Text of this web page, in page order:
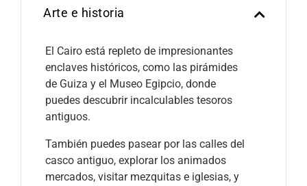
Arte e historia
El Cairo está repleto de impresionantes
enclaves históricos, como las pirámides
de Guiza y el Museo Egipcio, donde
puedes descubrir incalculables tesoros
antiguos.
También puedes pasear por las calles del
casco antiguo, explorar los animados
mercados, visitar mezquitas e iglesias, y